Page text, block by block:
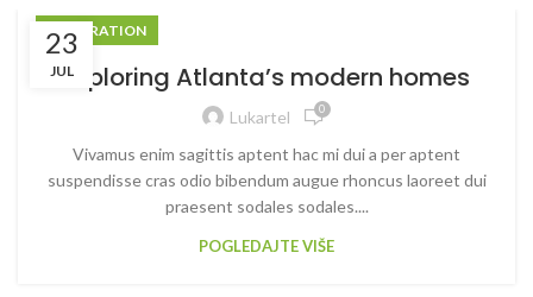
23
JUL
DECORATION
Exploring Atlanta’s modern homes
Lukartel 0
Vivamus enim sagittis aptent hac mi dui a per aptent
suspendisse cras odio bibendum augue rhoncus laoreet dui
praesent sodales sodales....
POGLEDAJTE VIŠE